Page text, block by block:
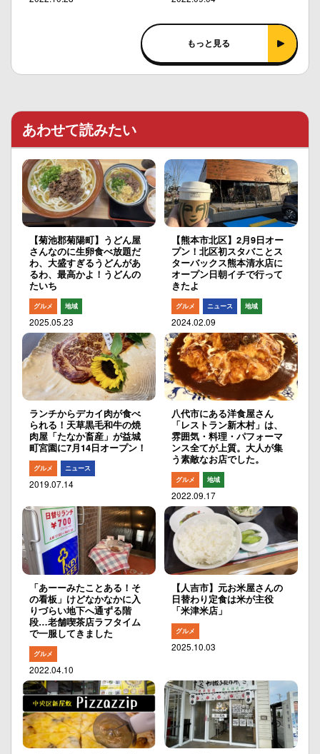
もっと見る
あわせて読みたい
【菊池郡菊陽町】うどん屋
さんなのに生卵食べ放題だ
わ、大盛すぎるうどんがあ
るわ、最高かよ！うどんの
たいち
グルメ 地域
2025.05.23
【熊本市北区】2月9日オー
プン！北区初スタバことス
ターバックス熊本清水店に
オープン日朝イチで行って
きたよ
グルメ ニュース 地域
2024.02.09
ランチからデカイ肉が食べ
られる！天草黒毛和牛の焼
肉屋「たなか畜産」が益城
町宮園に7月14日オープン！
グルメ ニュース
2019.07.14
八代市にある洋食屋さん
「レストラン新木村」は、
雰囲気・料理・パフォーマ
ンス全てが上質。大人が集
う素敵なお店でした。
グルメ 地域
2022.09.17
「あーーみたことある！そ
の看板」けどなかなかに入
りづらい地下へ通ずる階
段…老舗喫茶店ラフタイム
で一服してきました
グルメ
2022.04.10
【人吉市】元お米屋さんの
日替わり定食は米が主役
「米津米店」
グルメ
2025.10.03